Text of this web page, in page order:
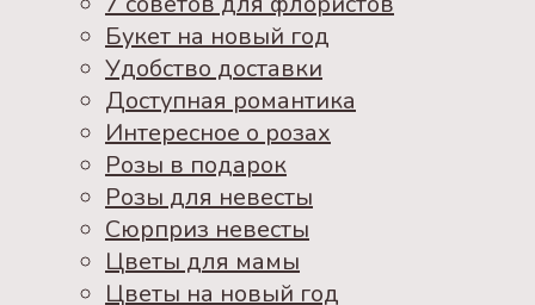
Букет на новый год
Удобство доставки
Доступная романтика
Интересное о розах
Розы в подарок
Розы для невесты
Сюрприз невесты
Цветы для мамы
Цветы на новый год